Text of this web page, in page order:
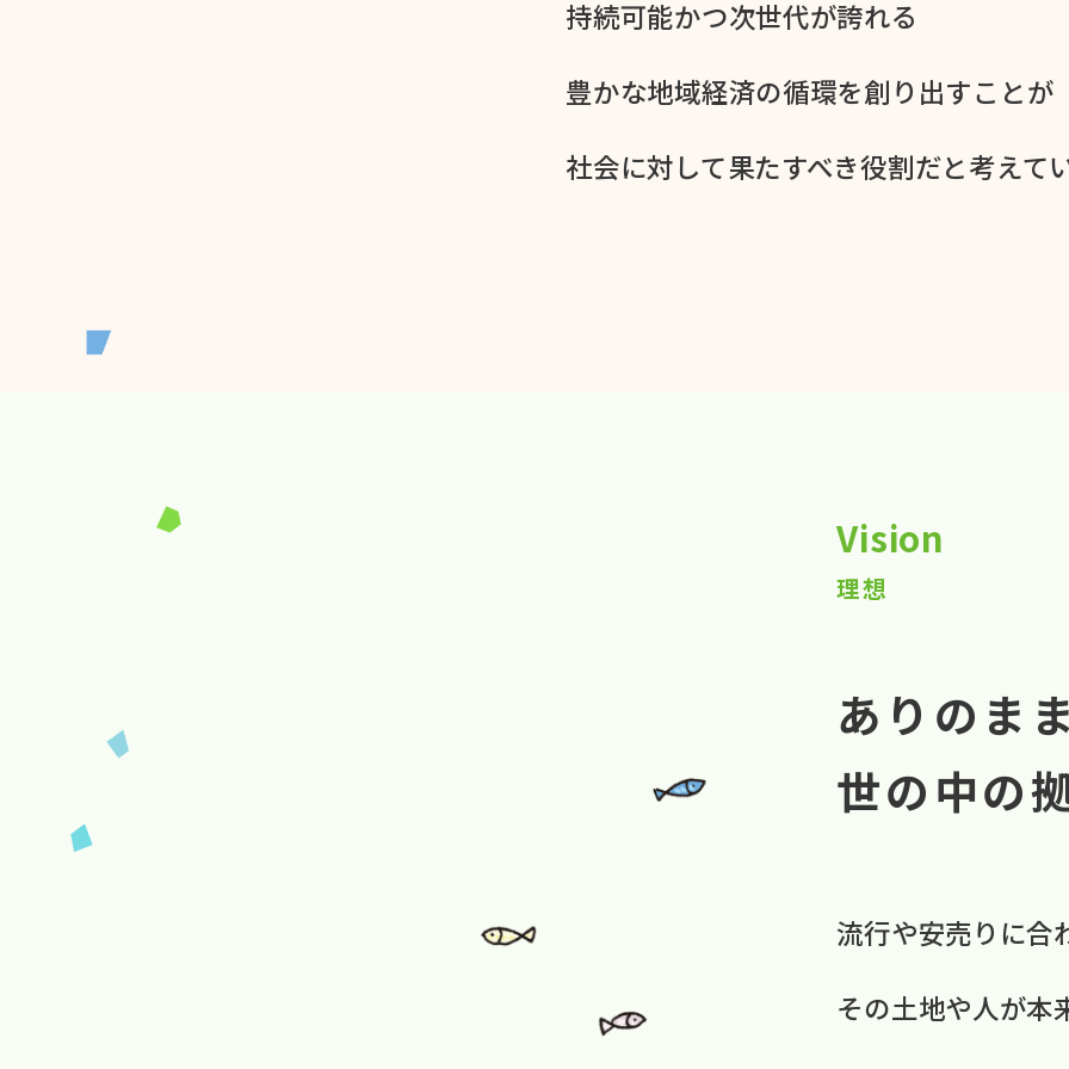
持続可能かつ次世代が​誇れる
豊かな​地域経済の​循環を​創り出すことが
社会に​対して​果た​すべき役割だと​考えて
Vision
理想
ありのま
世の中の
流行や​安売りに​合
その​土地や​人が​本